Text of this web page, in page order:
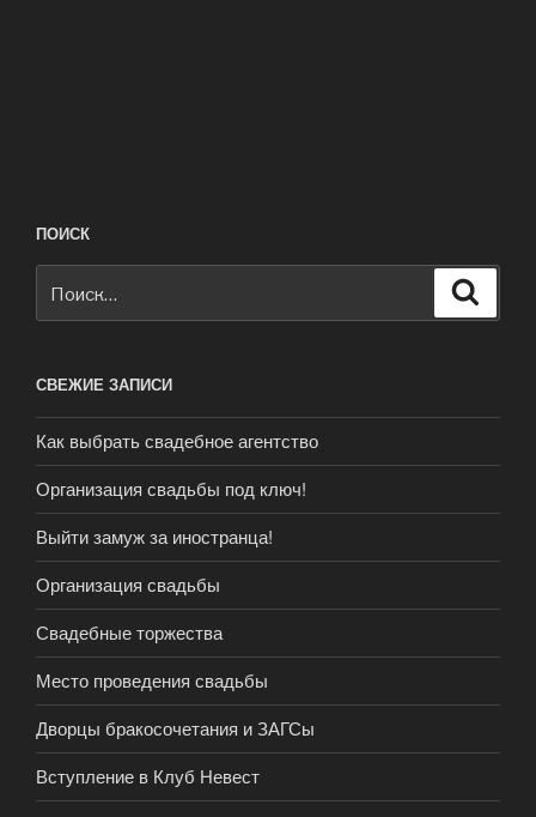
ПОИСК
СВЕЖИЕ ЗАПИСИ
Как выбрать свадебное агентство
Организация свадьбы под ключ!
Выйти замуж за иностранца!
Организация свадьбы
Свадебные торжества
Место проведения свадьбы
Дворцы бракосочетания и ЗАГСы
Вступление в Клуб Невест